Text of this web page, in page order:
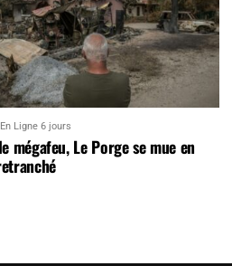
En Ligne 6 jours
mégafeu, Le Porge se mue en